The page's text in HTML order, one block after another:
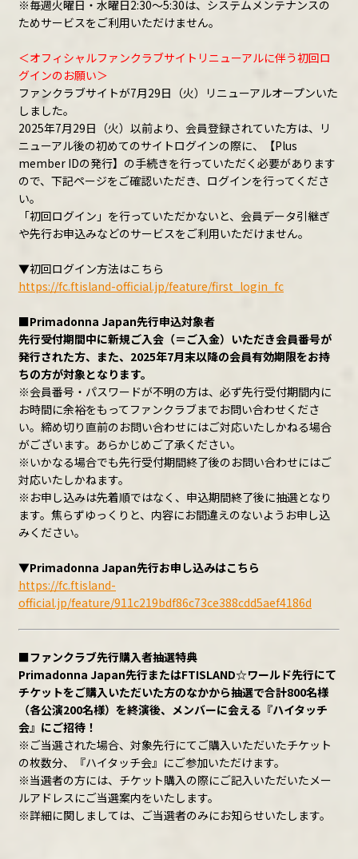
※毎週火曜日・水曜日2:30～5:30は、システムメンテナンスの
ためサービスをご利用いただけません。
＜オフィシャルファンクラブサイトリニューアルに伴う初回ロ
グインのお願い＞
ファンクラブサイトが7月29日（火）リニューアルオープンいた
しました。
2025年7月29日（火）以前より、会員登録されていた方は、リ
ニューアル後の初めてのサイトログインの際に、【Plus
member IDの発行】の手続きを行っていただく必要があります
ので、下記ページをご確認いただき、ログインを行ってくださ
い。
「初回ログイン」を行っていただかないと、会員データ引継ぎ
や先行お申込みなどのサービスをご利用いただけません。
▼初回ログイン方法はこちら
https://fc.ftisland-official.jp/feature/first_login_fc
■Primadonna Japan先行申込対象者
先行受付期間中に新規ご入会（＝ご入金）いただき会員番号が
発行された方、また、2025年7月末以降の会員有効期限をお持
ちの方が対象となります。
※会員番号・パスワードが不明の方は、必ず先行受付期間内に
お時間に余裕をもってファンクラブまでお問い合わせくださ
い。締め切り直前のお問い合わせにはご対応いたしかねる場合
がございます。あらかじめご了承ください。
※いかなる場合でも先行受付期間終了後のお問い合わせにはご
対応いたしかねます。
※お申し込みは先着順ではなく、申込期間終了後に抽選となり
ます。焦らずゆっくりと、内容にお間違えのないようお申し込
みください。
▼Primadonna Japan先行お申し込みはこちら
https://fc.ftisland-
official.jp/feature/911c219bdf86c73ce388cdd5aef4186d
■ファンクラブ先行購入者抽選特典
Primadonna Japan先行またはFTISLAND☆ワールド先行にて
チケットをご購入いただいた方のなかから抽選で合計800名様
（各公演200名様）を終演後、メンバーに会える『ハイタッチ
会』にご招待！
※ご当選された場合、対象先行にてご購入いただいたチケット
の枚数分、『ハイタッチ会』にご参加いただけます。
※当選者の方には、チケット購入の際にご記入いただいたメー
ルアドレスにご当選案内をいたします。
※詳細に関しましては、ご当選者のみにお知らせいたします。